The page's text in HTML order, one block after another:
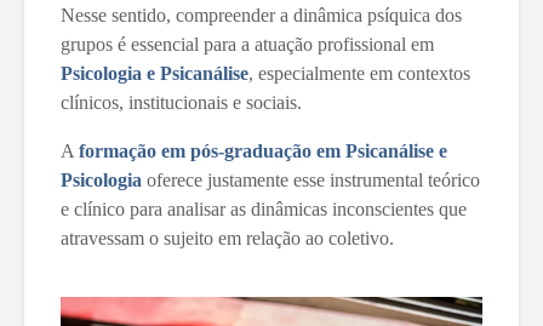
Nesse sentido, compreender a dinâmica psíquica dos
grupos é essencial para a atuação profissional em
Psicologia e Psicanálise, especialmente em contextos
clínicos, institucionais e sociais.
A formação em pós-graduação em Psicanálise e
Psicologia oferece justamente esse instrumental teórico
e clínico para analisar as dinâmicas inconscientes que
atravessam o sujeito em relação ao coletivo.